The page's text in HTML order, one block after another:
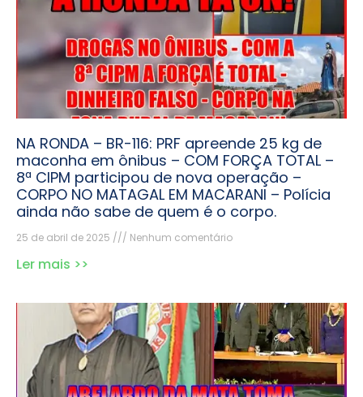
NA RONDA – BR-116: PRF apreende 25 kg de
maconha em ônibus – COM FORÇA TOTAL –
8ª CIPM participou de nova operação –
CORPO NO MATAGAL EM MACARANI – Polícia
ainda não sabe de quem é o corpo.
25 de abril de 2025 Nenhum comentário
Ler mais >>